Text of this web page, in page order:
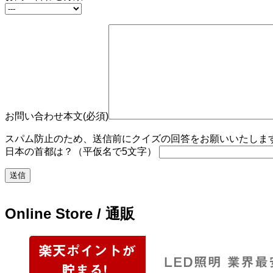
お問い合わせ本文(必須)
スパム防止のため、送信前にクイズの回答をお願いいたしま
日本の首都は？（平仮名で5文字）
Online Store / 通販